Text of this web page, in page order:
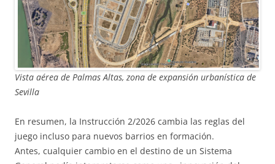
Vista aérea de Palmas Altas, zona de expansión urbanística de
Sevilla
En resumen, la Instrucción 2/2026 cambia las reglas del
juego incluso para nuevos barrios en formación.
Antes, cualquier cambio en el destino de un Sistema